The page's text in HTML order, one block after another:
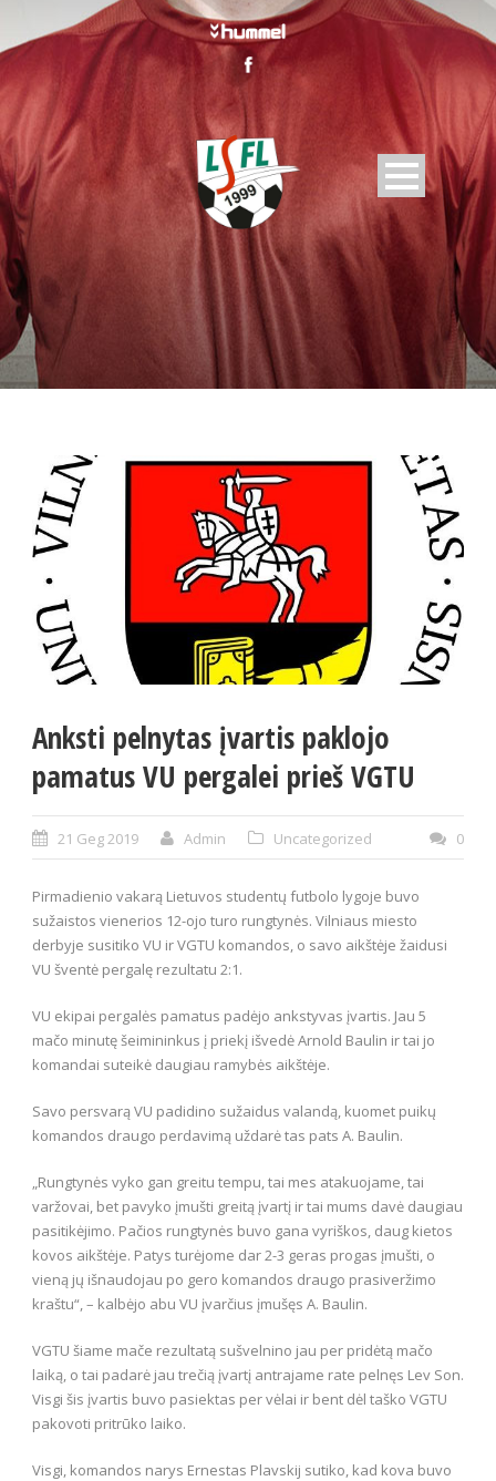
Anksti pelnytas įvartis paklojo
pamatus VU pergalei prieš VGTU
21 Geg 2019 Admin Uncategorized 0
Pirmadienio vakarą Lietuvos studentų futbolo lygoje buvo
sužaistos vienerios 12-ojo turo rungtynės. Vilniaus miesto
derbyje susitiko VU ir VGTU komandos, o savo aikštėje žaidusi
VU šventė pergalę rezultatu 2:1.
VU ekipai pergalės pamatus padėjo ankstyvas įvartis. Jau 5
mačo minutę šeimininkus į priekį išvedė Arnold Baulin ir tai jo
komandai suteikė daugiau ramybės aikštėje.
Savo persvarą VU padidino sužaidus valandą, kuomet puikų
komandos draugo perdavimą uždarė tas pats A. Baulin.
„Rungtynės vyko gan greitu tempu, tai mes atakuojame, tai
varžovai, bet pavyko įmušti greitą įvartį ir tai mums davė daugiau
pasitikėjimo. Pačios rungtynės buvo gana vyriškos, daug kietos
kovos aikštėje. Patys turėjome dar 2-3 geras progas įmušti, o
vieną jų išnaudojau po gero komandos draugo prasiveržimo
kraštu“, – kalbėjo abu VU įvarčius įmušęs A. Baulin.
VGTU šiame mače rezultatą sušvelnino jau per pridėtą mačo
laiką, o tai padarė jau trečią įvartį antrajame rate pelnęs Lev Son.
Visgi šis įvartis buvo pasiektas per vėlai ir bent dėl taško VGTU
pakovoti pritrūko laiko.
Visgi, komandos narys Ernestas Plavskij sutiko, kad kova buvo